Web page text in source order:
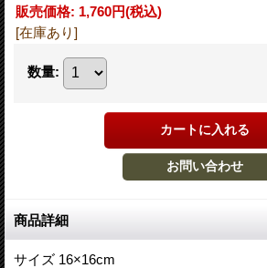
販売価格: 1,760円(税込)
[在庫あり]
数量:
商品詳細
サイズ 16×16cm